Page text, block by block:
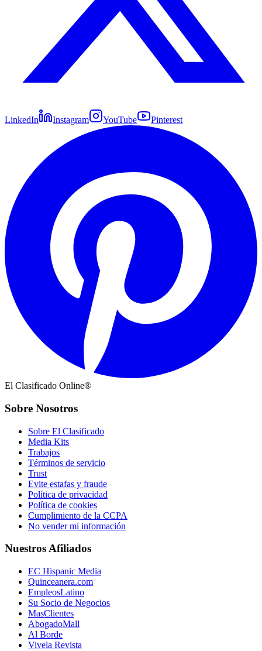
LinkedIn Instagram YouTube Pinterest
El Clasificado Online®
Sobre Nosotros
Sobre El Clasificado
Media Kits
Trabajos
Términos de servicio
Trust
Evite estafas y fraude
Política de privacidad
Política de cookies
Cumplimiento de la CCPA
No vender mi información
Nuestros Afiliados
EC Hispanic Media
Quinceanera.com
EmpleosLatino
Su Socio de Negocios
MasClientes
AbogadoMall
Al Borde
Vivela Revista